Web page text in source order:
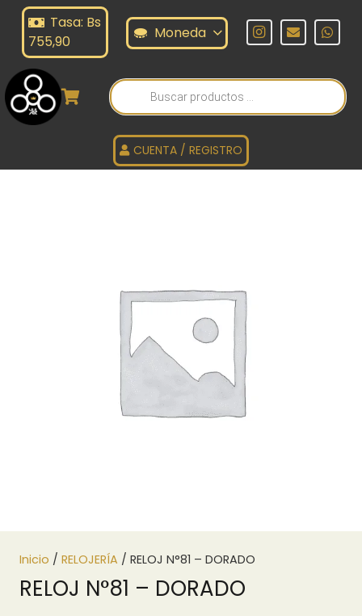
Tasa: Bs
755,90
Moneda
Búsqueda
de
productos
CUENTA / REGISTRO
Inicio / RELOJERÍA / RELOJ N°81 – DORADO
RELOJ N°81 – DORADO